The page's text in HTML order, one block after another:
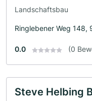
Landschaftsbau
Ringlebener Weg 148,
0.0 (0
Steve Helbing